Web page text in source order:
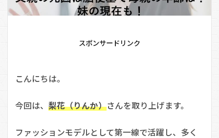
スポンサードリンク
こんにちは。
今回は、 梨花（りんか）さんを取り上げます。
ファッションモデルとして第一線で活躍し、多く